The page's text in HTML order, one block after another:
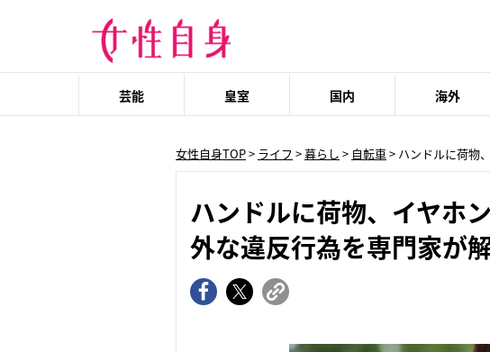
芸能 皇室 国内 海外
女性自身TOP> ライフ >暮らし > 自転車> ハンドルに荷物
ハンドルに荷物、イヤホ
外な違反行為を専門家が